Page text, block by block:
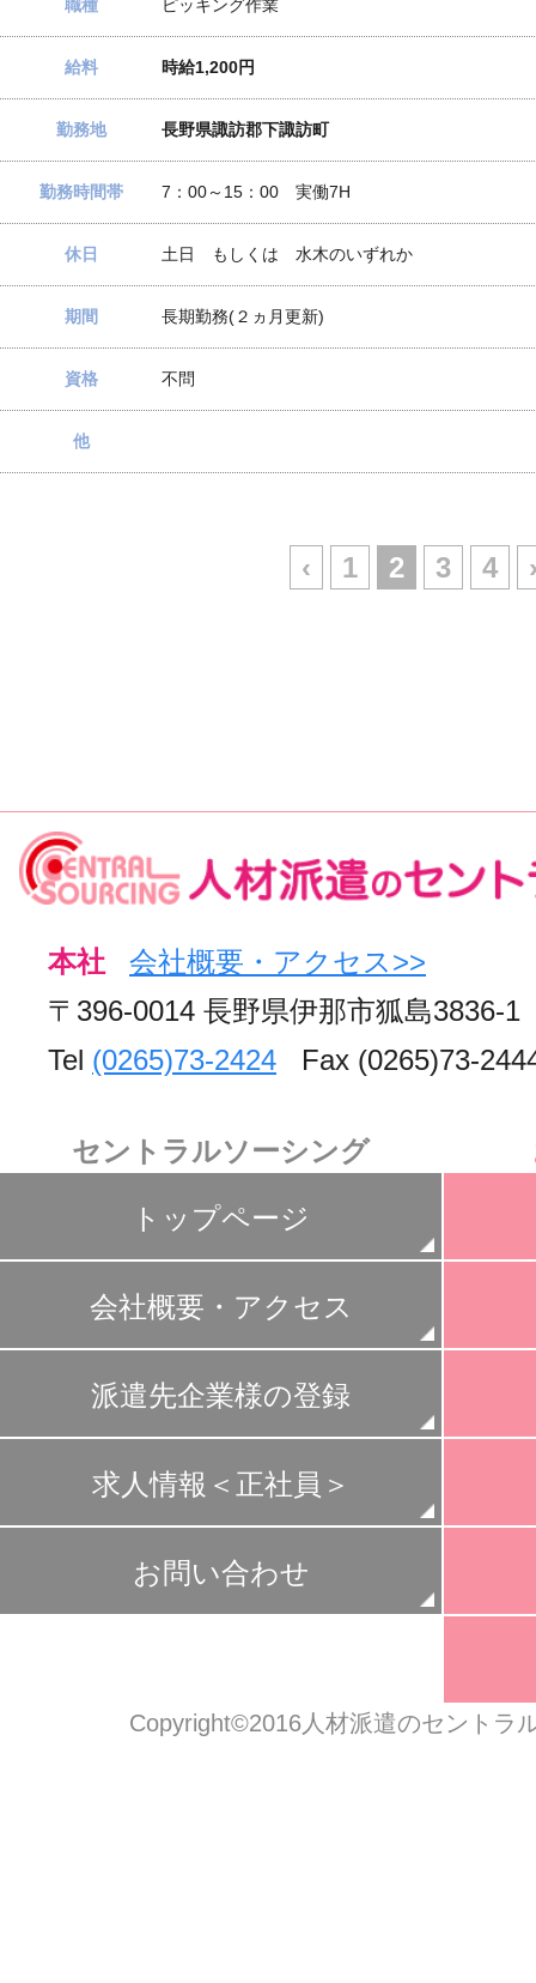
職種 ピッキング作業
給料 時給1,200円
勤務地 長野県諏訪郡下諏訪町
勤務時間帯 7：00～15：00 実働7H
休日 土日 もしくは 水木のいずれか
期間 長期勤務(２ヵ月更新)
資格 不問
他
‹ 1 2 3 4
本社
会社概要・アクセス>>
〒396-0014 長野県伊那市狐島3836-1
Tel (0265)73-2424 Fax (0265)73-
セントラルソーシング
トップページ
会社概要・アクセス
派遣先企業様の登録
求人情報＜正社員＞
お問い合わせ
Copyright©2016人材派遣のセントラ